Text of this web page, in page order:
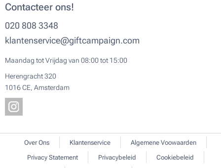
Contacteer ons!
020 808 3348
klantenservice@giftcampaign.com
Maandag tot Vrijdag van 08:00 tot 15:00
Herengracht 320
1016 CE, Amsterdam
Over Ons Klantenservice
Algemene Voowaarden
Privacy Statement
Privacybeleid Cookiebeleid